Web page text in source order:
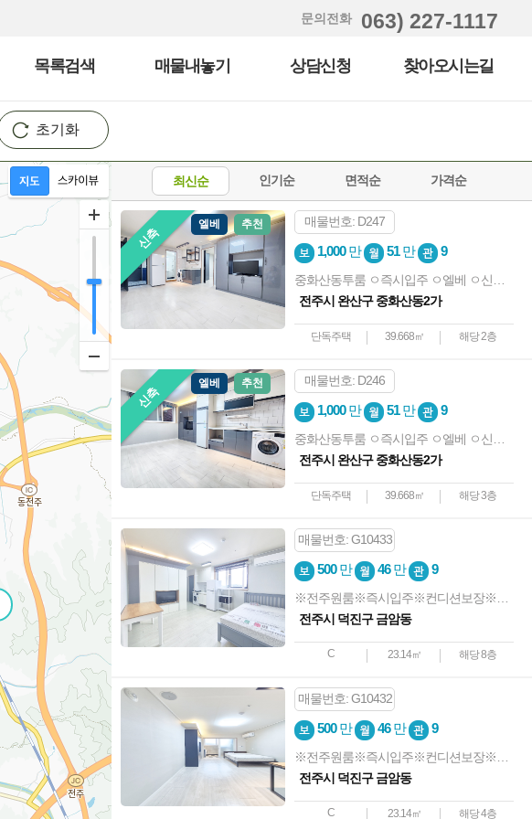
문의전화 063) 227-1117
목록검색 매물내놓기 상담신청 찾아오시는길
초기화
최신순 인기순 면적순 가격순
신축
엘베 추천 매물번호: D247
1,000만 51만 9
전주시 완산구 중화산동2가
단독주택 39.668㎡ 해당 2층
신축
엘베 추천 매물번호: D246
1,000만 51만 9
전주시 완산구 중화산동2가
단독주택 39.668㎡ 해당 3층
매물번호: G10433
500만 46만 9
전주시 덕진구 금암동
C 23.14㎡ 해당 8층
매물번호: G10432
500만 46만 9
전주시 덕진구 금암동
C 23.14㎡ 해당 4층